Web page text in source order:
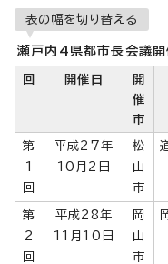
表の幅を切り替える
瀬戸内4県都市長会議開
回 開催日
開
催
市
第
1
回
平成27年
10月2日
松
山
市
第
2
回
平成28年
11月10日
岡
山
市